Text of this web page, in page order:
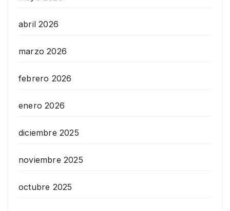
abril 2026
marzo 2026
febrero 2026
enero 2026
diciembre 2025
noviembre 2025
octubre 2025